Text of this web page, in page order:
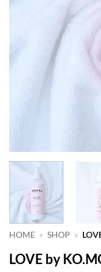
HOME » SHOP »
LOVE by